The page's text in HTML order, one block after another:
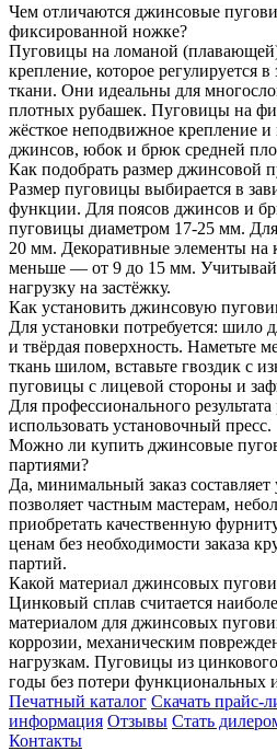
Чем отличаются джинсовые
фиксированной ножке?
Пуговицы на ломаной
крепление, которое регулируется
ткани. Они идеальны для
плотных рубашек. Пуговицы на
жёсткое неподвижное крепление и
джинсов, юбок и брюк средней
Как подобрать размер джинсовой
Размер пуговицы выбирается в
функции. Для поясов джинсов и
пуговицы диаметром 17-25 мм.
20 мм. Декоративные элементы на
меньше — от 9 до 15 мм.
нагрузку на застёжку.
Как установить джинсовую
Для установки потребуется: шило
и твёрдая поверхность. Наметьте
ткань шилом, вставьте гвоздик с
пуговицы с лицевой стороны и
Для профессионального результата
использовать установочный пресс.
Можно ли купить джинсовые
партиями?
Да, минимальный заказ
позволяет частным мастерам,
приобретать качественную
ценам без необходимости заказа
партий.
Какой материал джинсовых
Цинковый сплав считается
материалом для джинсовых
коррозии, механическим
нагрузкам. Пуговицы из
годы без потери функциональных
Печатный каталог Скачать прайс-
информация Отзывы Стать
Контакты